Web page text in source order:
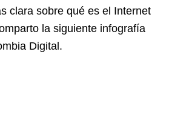
clara sobre qué es el Internet
la siguiente infografía
Digital.